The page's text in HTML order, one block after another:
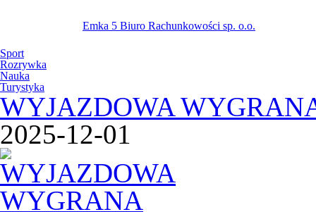
Emka 5 Biuro Rachunkowości sp. o.o.
Sport
Rozrywka
Nauka
Turystyka
WYJAZDOWA
2025-12-01